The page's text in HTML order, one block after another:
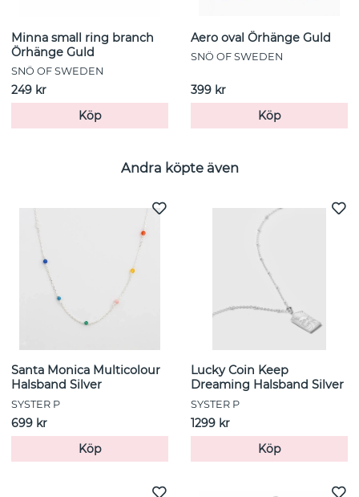
Minna small ring branch
Örhänge Guld
SNÖ OF SWEDEN
249 kr
Köp
Aero oval Örhänge Guld
SNÖ OF SWEDEN
399 kr
Köp
Andra köpte även
Santa Monica Multicolour
Halsband Silver
SYSTER P
699 kr
Köp
Lucky Coin Keep
Dreaming Halsband Silver
SYSTER P
1299 kr
Köp